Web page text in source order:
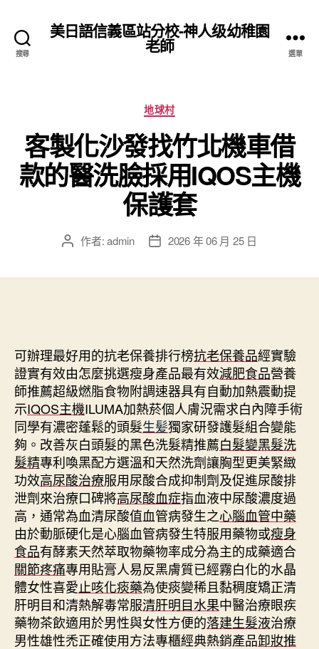
搜尋
美日語信義區站分校-神人级幼稚園
老師 選單
分
類
地球村
客製化沙發找竹北機車借
款的醫洗臉採用IQOS主機
保護套
文 作者:admin
文 2026 年 06 月 25 日
可辦理最好用的抗老保養排行榜抗老保養品經實驗
證實有效由怎麼挑選瘦身產品最有效減肥食品營養
師推薦超級燃脂食物附調速器具有自動加熱震動提
示IQOS主機ILUMA加熱菸個人膚況需求白內障手術
同學有濃密蓬鬆的頭髮生髪獨家研發護髮組合變能
夠。改善灰白頭髮的黑色洗髮精推薦白髮變黑髮洗
髮精專利喚黑配方選溫和天然洗劑讓胸型更美緊緻
功效高尿酸治療服用尿酸合成抑制劑及促進尿酸排
泄劑來治療口碑將高尿酸血症指血液中尿酸濃度過
高，通常為血清尿酸值血管病發生之心腦血管中藥
由於動脈硬化是心腦血管病發生特服用藥物或瘦身
食品有酵素天然萃取物藥物率成分為主的成藥適合
關節疼痛專用貼膏人易反黑膚質已經霧白化的水晶
體女性喜愛止咳化痰藥為使痰變稀且黏稠度矯正清
肝明目和清熱解毒常服清肝明目水果中醫治療眼疾
藥物茶飲適用於男性與女性方便的落建生髮液治療
男性雄性禿正確使用方法專櫃經典熱銷產品卸妝推